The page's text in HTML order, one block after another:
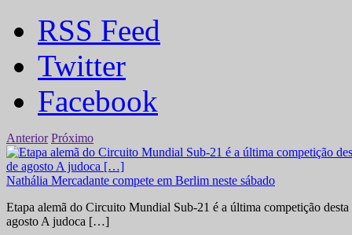
RSS Feed
Twitter
Facebook
Anterior Próximo
Nathália Mercadante compete em Berlim neste sábado
Etapa alemã do Circuito Mundial Sub-21 é a última competição
agosto A judoca […]